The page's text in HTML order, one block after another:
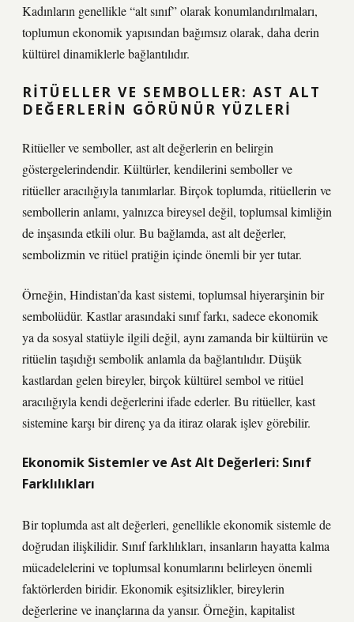
Kadınların genellikle “alt sınıf” olarak konumlandırılmaları,
toplumun ekonomik yapısından bağımsız olarak, daha derin
kültürel dinamiklerle bağlantılıdır.
RITÜELLER VE SEMBOLLER: AST ALT
DEĞERLERIN GÖRÜNÜR YÜZLERI
Ritüeller ve semboller, ast alt değerlerin en belirgin
göstergelerindendir. Kültürler, kendilerini semboller ve
ritüeller aracılığıyla tanımlarlar. Birçok toplumda, ritüellerin ve
sembollerin anlamı, yalnızca bireysel değil, toplumsal kimliğin
de inşasında etkili olur. Bu bağlamda, ast alt değerler,
sembolizmin ve ritüel pratiğin içinde önemli bir yer tutar.
Örneğin, Hindistan’da kast sistemi, toplumsal hiyerarşinin bir
sembolüdür. Kastlar arasındaki sınıf farkı, sadece ekonomik
ya da sosyal statüyle ilgili değil, aynı zamanda bir kültürün ve
ritüelin taşıdığı sembolik anlamla da bağlantılıdır. Düşük
kastlardan gelen bireyler, birçok kültürel sembol ve ritüel
aracılığıyla kendi değerlerini ifade ederler. Bu ritüeller, kast
sistemine karşı bir direnç ya da itiraz olarak işlev görebilir.
Ekonomik Sistemler ve Ast Alt Değerleri: Sınıf
Farklılıkları
Bir toplumda ast alt değerleri, genellikle ekonomik sistemle de
doğrudan ilişkilidir. Sınıf farklılıkları, insanların hayatta kalma
mücadelelerini ve toplumsal konumlarını belirleyen önemli
faktörlerden biridir. Ekonomik eşitsizlikler, bireylerin
değerlerine ve inançlarına da yansır. Örneğin, kapitalist